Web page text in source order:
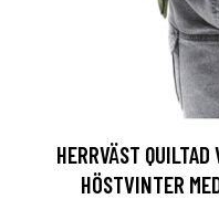
HERRVÄST QUILTAD
HÖSTVINTER